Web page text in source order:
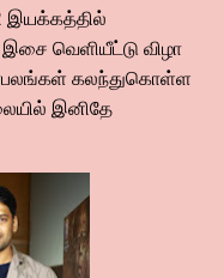
இயக்கத்தில்
வெளியீட்டு விழா
கலந்துகொள்ள
இனிதே